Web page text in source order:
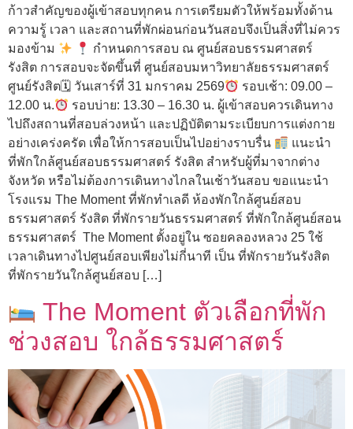
ก้าวสำคัญของผู้เข้าสอบทุกคน การเตรียมตัวให้พร้อมทั้งด้าน
ความรู้ เวลา และสถานที่พักผ่อนก่อนวันสอบจึงเป็นสิ่งที่ไม่ควร
มองข้าม
กำหนดการสอบ ณ ศูนย์สอบธรรมศาสตร์
รังสิต การสอบจะจัดขึ้นที่ ศูนย์สอบมหาวิทยาลัยธรรมศาสตร์
ศูนย์รังสิต🗓 วันเสาร์ที่ 31 มกราคม 2569
รอบเช้า: 09.00 –
12.00 น.
รอบบ่าย: 13.30 – 16.30 น. ผู้เข้าสอบควรเดินทาง
ไปถึงสถานที่สอบล่วงหน้า และปฏิบัติตามระเบียบการแต่งกาย
อย่างเคร่งครัด เพื่อให้การสอบเป็นไปอย่างราบรื่น
แนะนำ
ที่พักใกล้ศูนย์สอบธรรมศาสตร์ รังสิต สำหรับผู้ที่มาจากต่าง
จังหวัด หรือไม่ต้องการเดินทางไกลในเช้าวันสอบ ขอแนะนำ
โรงแรม The Moment ที่พักทำเลดี ห้องพักใกล้ศูนย์สอบ
ธรรมศาสตร์ รังสิต ที่พักรายวันธรรมศาสตร์ ที่พักใกล้ศูนย์สอน
ธรรมศาสตร์ The Moment ตั้งอยู่ใน ซอยคลองหลวง 25 ใช้
เวลาเดินทางไปศูนย์สอบเพียงไม่กี่นาที เป็น ที่พักรายวันรังสิต
ที่พักรายวันใกล้ศูนย์สอบ […]
The Moment ตัวเลือกที่พัก
ช่วงสอบ ใกล้ธรรมศาสตร์